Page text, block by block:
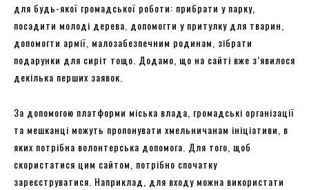
для будь-якої громадської роботи: прибрати у парку,
посадити молоді дерева, допомогти у притулку для тварин,
допомогти армії, малозабезпечним родинам, зібрати
подарунки для сиріт тощо. Додамо, що на сайті вже з’явилося
декілька перших заявок.
За допомогою платформи міська влада, громадські організації
та мешканці можуть пропонувати хмельничанам ініціативи, в
яких потрібна волонтерська допомога. Для того, щоб
скористатися цим сайтом, потрібно спочатку
зареєструватися. Наприклад, для входу можна використати